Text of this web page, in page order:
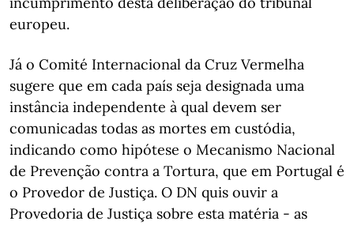
europeu.
Já o Comité Internacional da Cruz Vermelha
sugere que em cada país seja designada uma
instância independente à qual devem ser
comunicadas todas as mortes em custódia,
indicando como hipótese o Mecanismo Nacional
de Prevenção contra a Tortura, que em Portugal é
o Provedor de Justiça. O DN quis ouvir a
Provedoria de Justiça sobre esta matéria - as